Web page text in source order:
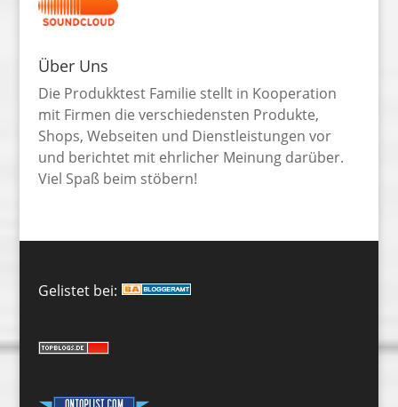
Über Uns
Die Produkktest Familie stellt in Kooperation
mit Firmen die verschiedensten Produkte,
Shops, Webseiten und Dienstleistungen vor
und berichtet mit ehrlicher Meinung darüber.
Viel Spaß beim stöbern!
Gelistet bei: